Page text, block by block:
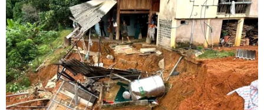
Play
Video